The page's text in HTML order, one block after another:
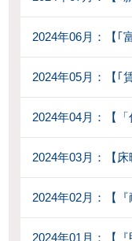
2024年06月：【｢
2024年05月：【｢
2024年04月：【「
2024年03月：【床
2024年02月：【『
2024年01月：【『